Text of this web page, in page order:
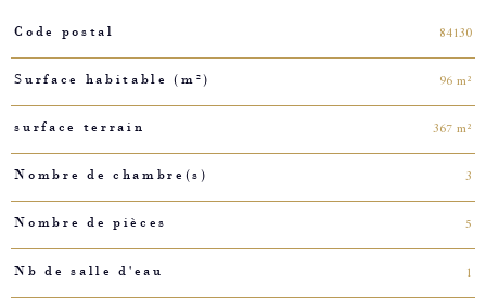
Caractéristiques Valeurs
Code postal 84130
Surface habitable (m²) 96 m²
surface terrain 367 m²
Nombre de chambre(s) 3
Nombre de pièces 5
Nb de salle d'eau 1